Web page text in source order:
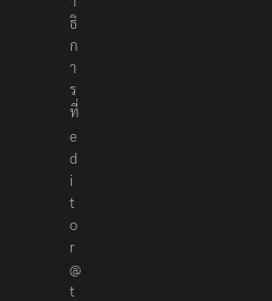
า
ธิ
ก
า
ร
ที่
e
d
i
t
o
r
@